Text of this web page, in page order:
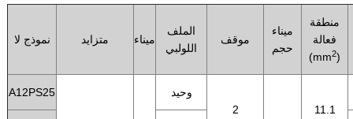
نموذج لا متزايد ميناء
الملف
اللولبي
موقف
ميناء
حجم
منطقة
فعالة
(mm2)
A12PS25
وحيد
2
11.1